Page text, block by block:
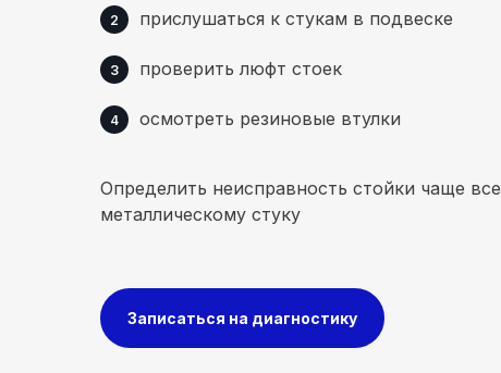
прислушаться к стукам в подвеске
проверить люфт стоек
осмотреть резиновые втулки
Определить неисправность стойки чаще
металлическому стуку
Записаться на диагностику